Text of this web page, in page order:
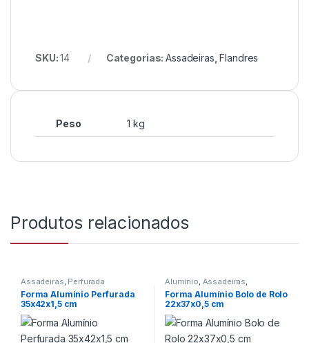
SKU:14 Categorias:Assadeiras ,Flandres
Peso 1 kg
Produtos relacionados
Assadeiras, Perfurada
Forma Alumínio Perfurada
35x42x1,5 cm
Aluminio, Assadeiras,
Bolo/Pudim/Suiça ,Formas
Forma Alumínio Bolo de Rolo
22x37x0,5 cm